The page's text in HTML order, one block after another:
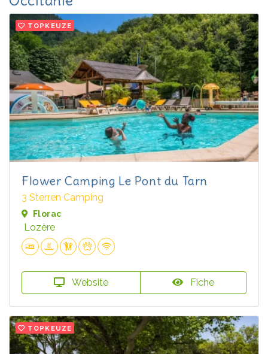
TOPKEUZE
Flower Camping Le Pont du Tarn
3 Sterren Camping
Florac
Lozère
Website Fiche
TOPKEUZE